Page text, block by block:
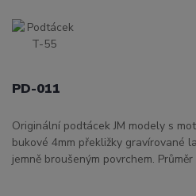
PD-011
Originální podtácek JM modely s
bukové 4mm překližky gravírované
jemně broušeným povrchem.